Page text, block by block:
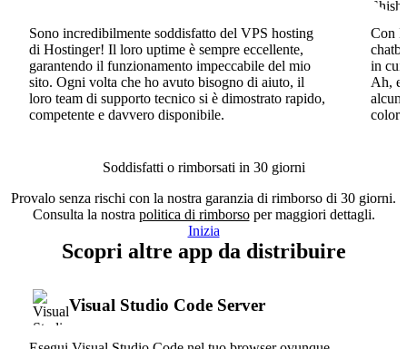
Sono incredibilmente soddisfatto del VPS hosting
di Hostinger! Il loro uptime è sempre eccellente,
garantendo il funzionamento impeccabile del mio
sito. Ogni volta che ho avuto bisogno di aiuto, il
loro team di supporto tecnico si è dimostrato rapido,
competente e davvero disponibile.
Con
in cui
Ah, e
alcun
Soddisfatti o rimborsati in 30 giorni
Provalo senza rischi con la nostra garanzia di rimborso di 30 giorni.
Consulta la nostra politica di rimborsoper maggiori dettagli.
Inizia
Scopri altre app da distribuire
Visual Studio Code Server